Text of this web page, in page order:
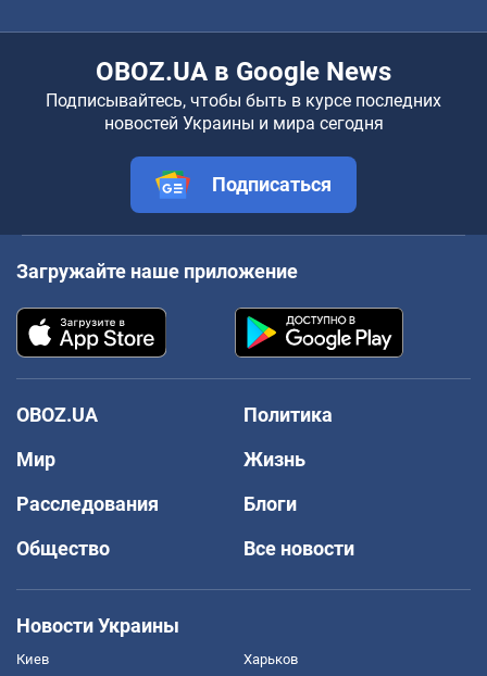
OBOZ.UA в Google News
Подписывайтесь, чтобы быть в курсе последних
новостей Украины и мира сегодня
Подписаться
Загружайте наше приложение
OBOZ.UA
Политика
Мир
Жизнь
Расследования
Блоги
Общество
Все новости
Новости Украины
Киев Харьков